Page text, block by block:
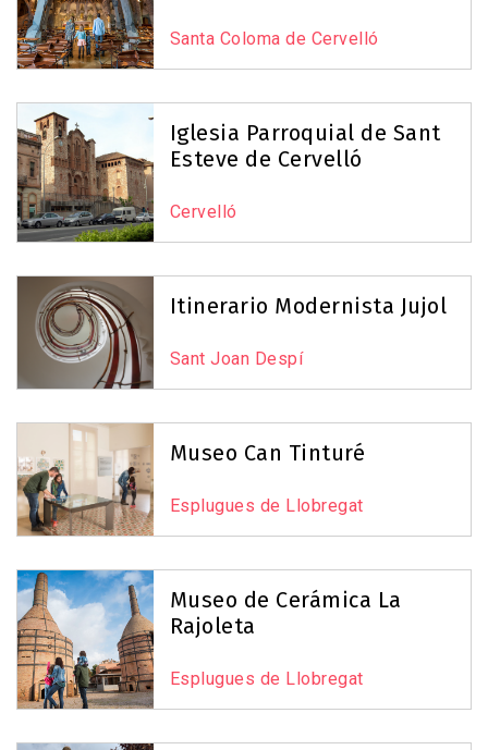
Santa Coloma de Cervelló
Iglesia Parroquial de Sant
Esteve de Cervelló
Cervelló
Itinerario Modernista Jujol
Sant Joan Despí
Museo Can Tinturé
Esplugues de Llobregat
Museo de Cerámica La
Rajoleta
Esplugues de Llobregat